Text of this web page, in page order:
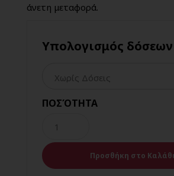
άνετη μεταφορά.
Υπολογισμός δόσεων
ΠΟΣΌΤΗΤΑ